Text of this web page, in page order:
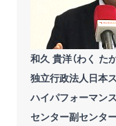
和久 貴洋（わく た
独立行政法人日本
ハイパフォーマン
センター副センタ